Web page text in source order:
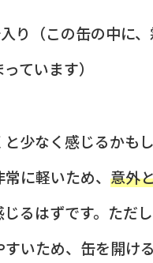
り（この缶の中に
ています）
少なく感じるかも
に軽いため、 意外
じるはずです。ただ
いため、缶を開ける